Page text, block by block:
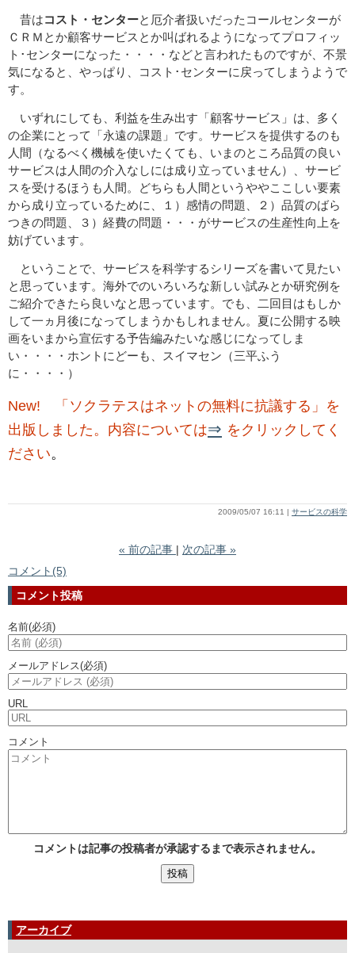
昔はコスト・センターと厄介者扱いだったコールセンターが
ＣＲＭとか顧客サービスとか叫ばれるようになってプロフィッ
ト･センターになった・・・・などと言われたものですが、不景
気になると、やっぱり、コスト･センターに戻ってしまうようで
す。
いずれにしても、利益を生み出す「顧客サービス」は、多く
の企業にとって「永遠の課題」です。サービスを提供するのも
人間（なるべく機械を使いたくても、いまのところ品質の良い
サービスは人間の介入なしには成り立っていません）、サービ
スを受けるほうも人間。どちらも人間というややここしい要素
から成り立っているために、１）感情の問題、２）品質のばら
つきの問題、３）経費の問題・・・がサービスの生産性向上を
妨げています。
ということで、サービスを科学するシリーズを書いて見たい
と思っています。海外でのいろいろな新しい試みとか研究例を
ご紹介できたら良いなと思っています。でも、二回目はもしか
して一ヵ月後になってしまうかもしれません。夏に公開する映
画をいまから宣伝する予告編みたいな感じになってしま
い・・・・ホントにどーも、スイマセン（三平ふう
に・・・・）
New! 「ソクラテスはネットの無料に抗議する」を
出版しました。内容については⇒ をクリックしてく
ださい。
2009/05/07 16:11 サービスの科学
« 前の記事 次の記事 »
コメント(5)
コメント投稿
名前(必須)
メールアドレス(必須)
URL
コメント
コメントは記事の投稿者が承認するまで表示されません。
アーカイブ